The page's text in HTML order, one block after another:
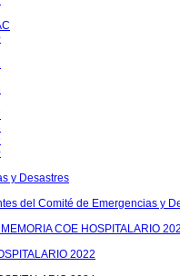
y Desastres
del Comité de Emergencias y
COE HOSPITALARIO
2022